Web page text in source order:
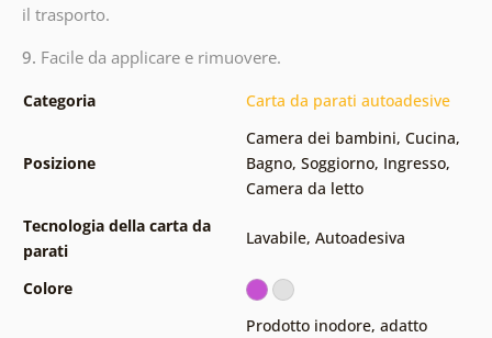
il trasporto.
9. Facile da applicare e rimuovere.
Categoria Carta da parati autoadesive
Posizione
Camera dei bambini, Cucina,
Bagno, Soggiorno, Ingresso,
Camera da letto
Tecnologia della carta da
parati
Lavabile, Autoadesiva
Colore
Prodotto inodore, adatto